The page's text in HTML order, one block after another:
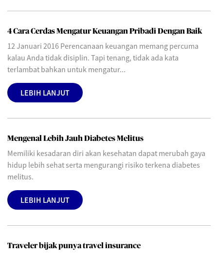
4 Cara Cerdas Mengatur Keuangan Pribadi Dengan Baik
12 Januari 2016 Perencanaan keuangan memang percuma
kalau Anda tidak disiplin. Tapi tenang, tidak ada kata
terlambat bahkan untuk mengatur...
LEBIH LANJUT
Mengenal Lebih Jauh Diabetes Melitus
Memiliki kesadaran diri akan kesehatan dapat merubah gaya
hidup lebih sehat serta mengurangi risiko terkena diabetes
melitus.
LEBIH LANJUT
Traveler bijak punya travel insurance